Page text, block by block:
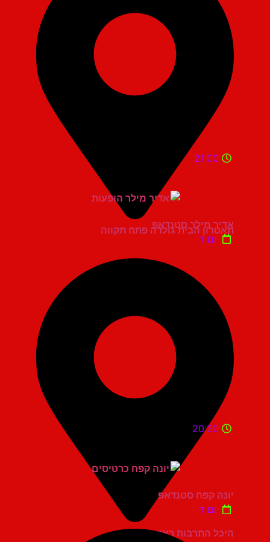
תאטרון הבית גולדה פתח תקווה
21:00
אדיר מילר סטנדאפ
יום ד'
היכל התרבות ראשון לציון
20:30
יונה קפח סטנדאפ
יום ד'